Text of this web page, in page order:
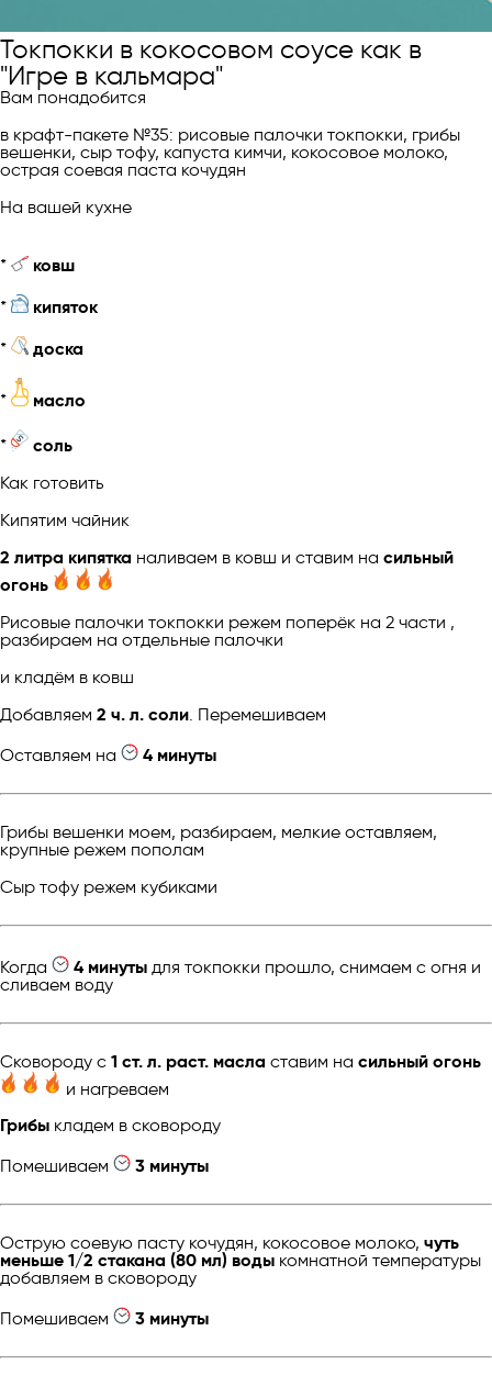
Токпокки в кокосовом соусе как в
"Игре в кальмара"
Вам понадобится
в крафт-пакете №35: рисовые палочки токпокки, грибы
вешенки, сыр тофу, капуста кимчи, кокосовое молоко,
острая соевая паста кочудян
На вашей кухне
* ковш
*
кипяток
*
доска
* масло
*
соль
Как готовить
Кипятим чайник
2 литра кипятка наливаем в ковш и ставим на сильный
огонь
Рисовые палочки токпокки режем поперёк на 2 части ,
разбираем на отдельные палочки
и кладём в ковш
Добавляем 2 ч. л. соли . Перемешиваем
Оставляем на
4 минуты
Грибы вешенки моем, разбираем, мелкие оставляем,
крупные режем пополам
Сыр тофу режем кубиками
Когда 4 минуты для токпокки прошло, снимаем с огня и
сливаем воду
Cковороду с 1 ст. л. раст. масла ставим на сильный огонь
и нагреваем
Грибы кладем в сковороду
Помешиваем
3 минуты
Острую соевую пасту кочудян, кокосовое молоко, чуть
меньше 1/2 стакана (80 мл) воды комнатной температуры
добавляем в сковороду
Помешиваем
3 минуты